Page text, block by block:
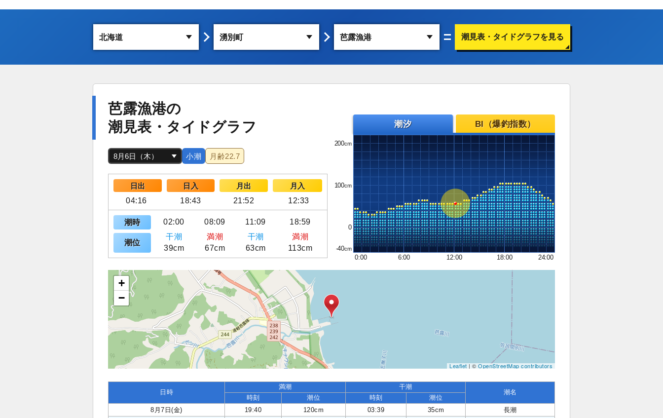
潮見表・タイドグラフを見る
芭露漁港の
潮見表・タイドグラフ
小潮 月齢22.7
日出 日入 月出
月入
04:16
18:43 21:52 12:33
潮時 02:00 08:09 11:09 18:59
潮位
干潮 満潮 干潮
満潮
39cm
67cm 63cm 113cm
潮汐 BI（爆釣指数）
200
100
0
-40
0:00
6:00 12:00 18:00 24:00
+
−
Leaflet| ©OpenStreetMap contributors
日時
満潮 干潮
潮名
時刻 潮位 時刻
潮位
8月7日(金)
19:40 120cm 03:39 35cm
長潮